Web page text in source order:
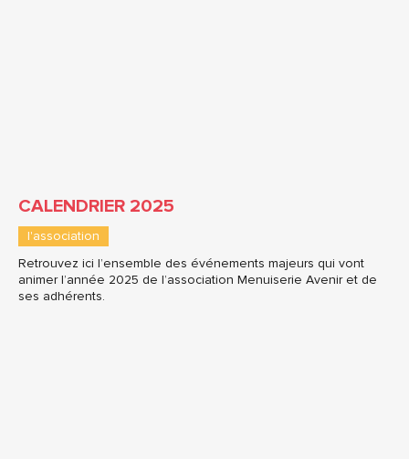
CALENDRIER 2025
l'association
Retrouvez ici l’ensemble des événements majeurs qui vont
animer l’année 2025 de l’association Menuiserie Avenir et de
ses adhérents.